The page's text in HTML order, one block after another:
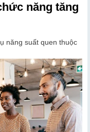
năng tăng
năng suất quen thuộc